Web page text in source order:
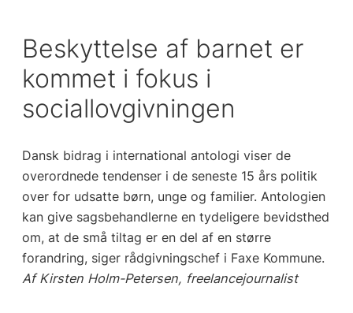
Beskyttelse af barnet er
kommet i fokus i
sociallovgivningen
Dansk bidrag i international antologi viser de
overordnede tendenser i de seneste 15 års politik
over for udsatte børn, unge og familier. Antologien
kan give sagsbehandlerne en tydeligere bevidsthed
om, at de små tiltag er en del af en større
forandring, siger rådgivningschef i Faxe Kommune.
Af Kirsten Holm-Petersen, freelancejournalist